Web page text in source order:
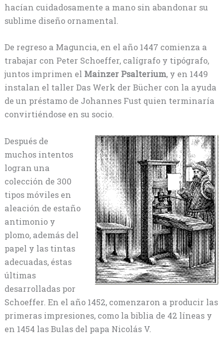
hacían cuidadosamente a mano sin abandonar su
sublime diseño ornamental.
De regreso a Maguncia, en el año 1447 comienza a
trabajar con Peter Schoeffer, calígrafo y tipógrafo,
juntos imprimen el Mainzer Psalterium, y en 1449
instalan el taller Das Werk der Bücher con la ayuda
de un préstamo de Johannes Fust quien terminaría
convirtiéndose en su socio.
Después de
muchos intentos
logran una
colección de 300
tipos móviles en
aleación de estaño
antimonio y
plomo, además del
papel y las tintas
adecuadas, éstas
últimas
desarrolladas por
Schoeffer. En el año 1452, comenzaron a producir las
primeras impresiones, como la biblia de 42 líneas y
en 1454 las Bulas del papa Nicolás V.